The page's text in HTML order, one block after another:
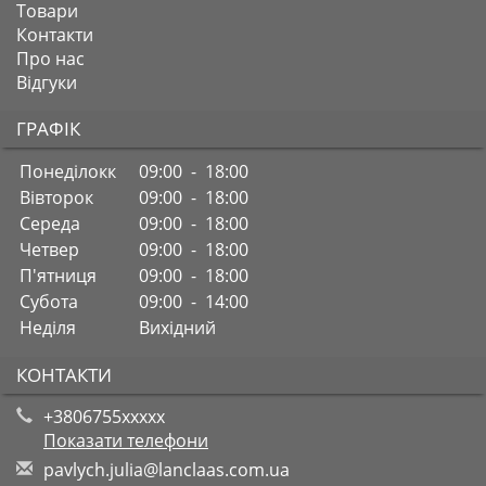
Товари
Контакти
Про нас
Відгуки
ГРАФІК
Понеділокк
09:00 - 18:00
Вівторок
09:00 - 18:00
Середа
09:00 - 18:00
Четвер
09:00 - 18:00
П'ятниця
09:00 - 18:00
Субота
09:00 - 14:00
Неділя
Вихідний
КОНТАКТИ
+3806755xxxxx
Показати телефони
pavlych.julia@lanclaas.com.ua